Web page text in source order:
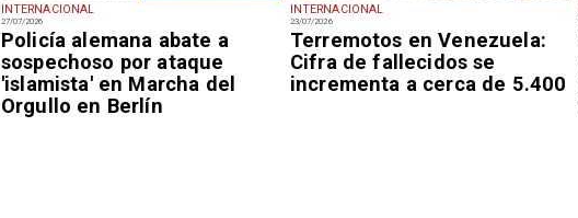
INTERNACIONAL
27/07/2026
Policía alemana abate a
sospechoso por ataque
'islamista' en Marcha del
Orgullo en Berlín
INTERNACIONAL
23/07/2026
Terremotos en Venezuela:
Cifra de fallecidos se
incrementa a cerca de 5.400